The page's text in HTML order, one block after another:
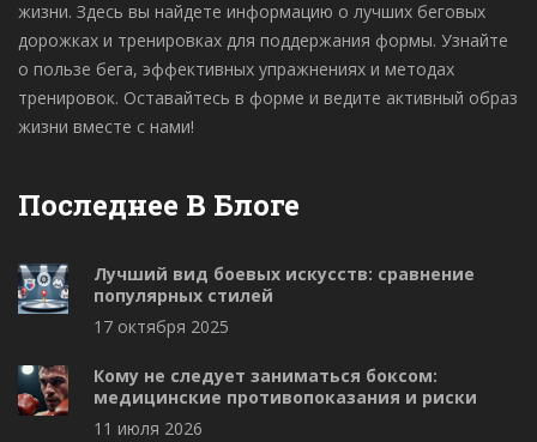
жизни. Здесь вы найдете информацию о лучших беговых
дорожках и тренировках для поддержания формы. Узнайте
о пользе бега, эффективных упражнениях и методах
тренировок. Оставайтесь в форме и ведите активный образ
жизни вместе с нами!
Последнее В Блоге
Лучший вид боевых искусств: сравнение
популярных стилей
17 октября 2025
Кому не следует заниматься боксом:
медицинские противопоказания и риски
11 июля 2026